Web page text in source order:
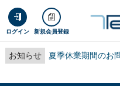
ログイン 新規会員登録
お知らせ 夏季休業期間のお